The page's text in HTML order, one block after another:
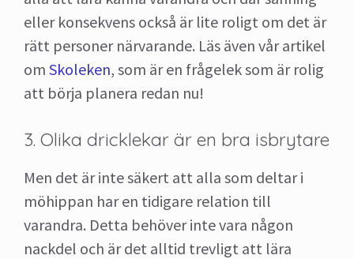
eller konsekvens också är lite roligt om det är
rätt personer närvarande. Läs även vår artikel
om Skoleken, som är en frågelek som är rolig
att börja planera redan nu!
3. Olika dricklekar är en bra isbrytare
Men det är inte säkert att alla som deltar i
möhippan har en tidigare relation till
varandra. Detta behöver inte vara någon
nackdel och är det alltid trevligt att lära